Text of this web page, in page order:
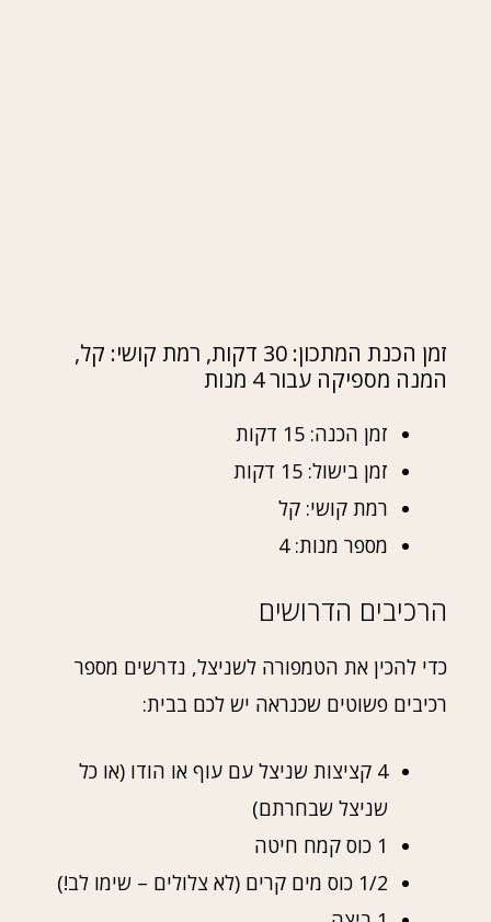
זמן הכנת המתכון: 30 דקות, רמת קושי: קל,
המנה מספיקה עבור 4 מנות
זמן הכנה: 15 דקות
זמן בישול: 15 דקות
רמת קושי: קל
מספר מנות: 4
הרכיבים הדרושים
כדי להכין את הטמפורה לשניצל, נדרשים מספר
רכיבים פשוטים שכנראה יש לכם בבית:
4 קציצות שניצל עם עוף או הודו (או כל
שניצל שבחרתם)
1 כוס קמח חיטה
1/2 כוס מים קרים (לא צלולים – שימו לב!)